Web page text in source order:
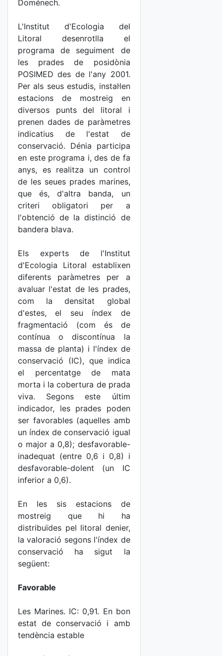
Doménech.
L'Institut d'Ecologia del
Litoral desenrotlla el
programa de seguiment de
les prades de posidònia
POSIMED des de l'any 2001.
Per als seus estudis, instal·len
estacions de mostreig en
diversos punts del litoral i
prenen dades de paràmetres
indicatius de l'estat de
conservació. Dénia participa
en este programa i, des de fa
anys, es realitza un control
de les seues prades marines,
que és, d'altra banda, un
criteri obligatori per a
l'obtenció de la distinció de
bandera blava.
Els experts de l'Institut
d'Ecologia Litoral establixen
diferents paràmetres per a
avaluar l'estat de les prades,
com la densitat global
d'estes, el seu índex de
fragmentació (com és de
contínua o discontínua la
massa de planta) i l'índex de
conservació (IC), que indica
el percentatge de mata
morta i la cobertura de prada
viva. Segons este últim
indicador, les prades poden
ser favorables (aquelles amb
un índex de conservació igual
o major a 0,8); desfavorable-
inadequat (entre 0,6 i 0,8) i
desfavorable-dolent (un IC
inferior a 0,6).
En les sis estacions de
mostreig que hi ha
distribuïdes pel litoral denier,
la valoració segons l'índex de
conservació ha sigut la
següent:
Favorable
Les Marines. IC: 0,91. En bon
estat de conservació i amb
tendència estable